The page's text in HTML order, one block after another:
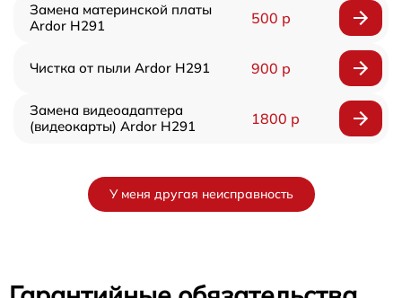
Замена материнской платы
Ardor H291
500 р
Чистка от пыли Ardor H291 900 р
Замена видеоадаптера
(видеокарты) Ardor H291
1800 р
У меня другая неисправность